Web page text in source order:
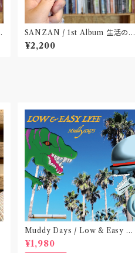
SANZAN / 1st Album 生活の名
残(CD)〝静岡県三島市〟
¥2,200
Muddy Days / Low & Easy Li
fe〝東京〟
¥1,980